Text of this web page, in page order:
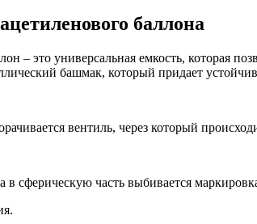
баллона
– это универсальная емкость, которая
башмак, который придает
вентиль, через который
в сферическую часть выбивается